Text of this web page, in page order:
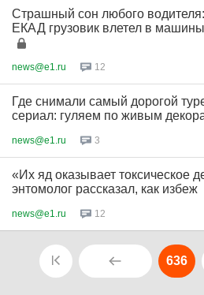
Страшный сон любого
ЕКАД грузовик влетел в
news@e1.ru 12
Где снимали самый дорогой
сериал: гуляем по живым
news@e1.ru 3
«Их яд оказывает токсическое
энтомолог рассказал, как избеж
news@e1.ru 12
636